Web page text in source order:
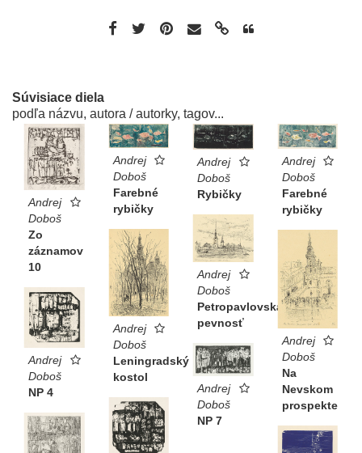
Súvisiace diela
podľa názvu, autora / autorky, tagov...
Andrej
Doboš
Zo
záznamov
10
Andrej
Doboš
Farebné
rybičky
Andrej
Doboš
Rybičky
Andrej
Doboš
Farebné
rybičky
Andrej
Doboš
Petropavlovská
pevnosť
Andrej
Doboš
Leningradský
kostol
Andrej
Doboš
Na
Nevskom
prospekte
Andrej
Doboš
NP 4
Andrej
Doboš
NP 7